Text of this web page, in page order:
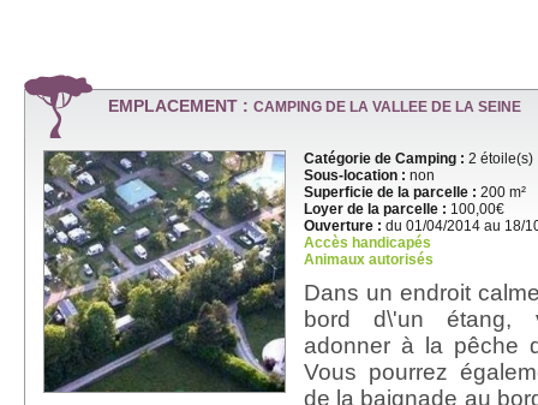
EMPLACEMENT : CAMPING DE LA VALLEE DE LA SEINE
Catégorie de Camping : 2 étoile(s)
Sous-location : non
Superficie de la parcelle : 200 m²
Loyer de la parcelle : 100,00€
Ouverture : du 01/04/2014 au 18/
Accès handicapés
Animaux autorisés
Dans un endroit
bord d\'un étang,
adonner à la pêche
Vous pourrez
de la baignade au